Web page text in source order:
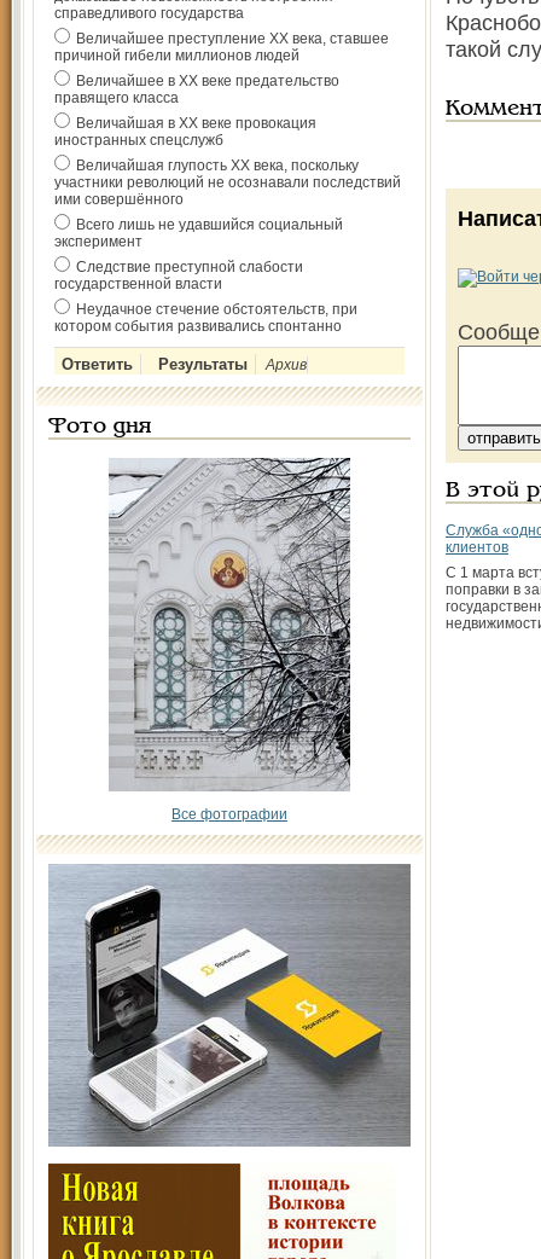
справедливого государства
Величайшее преступление ХХ века, ставшее
причиной гибели миллионов людей
Величайшее в ХХ веке предательство
правящего класса
Величайшая в ХХ веке провокация
иностранных спецслужб
Величайшая глупость ХХ века, поскольку
участники революций не осознавали последствий
ими совершённого
Всего лишь не удавшийся социальный
эксперимент
Следствие преступной слабости
государственной власти
Неудачное стечение обстоятельств, при
котором события развивались спонтанно
Архив
Фото дня
Все фотографии
такой
В этой
Служба
клиентов
С 1 марта
поправки в